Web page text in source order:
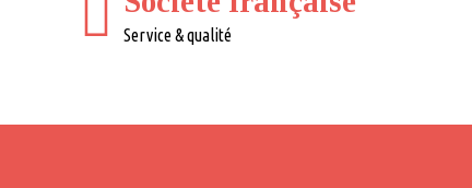
Service & qualité